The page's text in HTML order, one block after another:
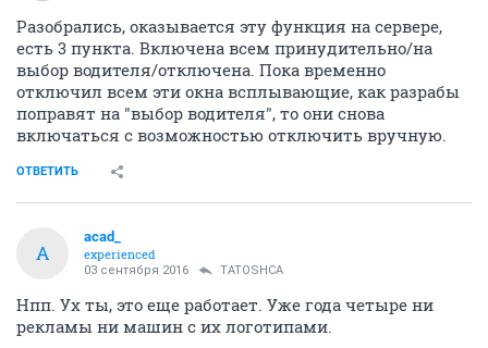
Разобрались, оказывается эту функция на сервере,
есть 3 пункта. Включена всем принудительно/на
выбор водителя/отключена. Пока временно
отключил всем эти окна всплывающие, как разрабы
поправят на "выбор водителя", то они снова
включаться с возможностью отключить вручную.
ОТВЕТИТЬ
A
acad_
experienced
03 сентября 2016 TATOSHCA
Нпп. Ух ты, это еще работает. Уже года четыре ни
рекламы ни машин с их логотипами.